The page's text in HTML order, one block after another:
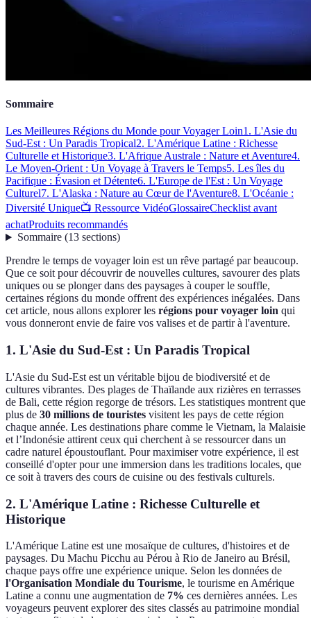
Sommaire
Les Meilleures Régions du Monde pour Voyager Loin1. L'Asie du
Sud-Est : Un Paradis Tropical2. L'Amérique Latine : Richesse
Culturelle et Historique3. L'Afrique Australe : Nature et Aventure4.
Le Moyen-Orient : Un Voyage à Travers le Temps5. Les îles du
Pacifique : Évasion et Détente6. L'Europe de l'Est : Un Voyage
Culturel7. L'Alaska : Nature au Cœur de l'Aventure8. L'Océanie :
Diversité Unique📺 Ressource VidéoGlossaireChecklist avant
achatProduits recommandés
Sommaire(13 sections)
Prendre le temps de voyager loin est un rêve partagé par beaucoup.
Que ce soit pour découvrir de nouvelles cultures, savourer des plats
uniques ou se plonger dans des paysages à couper le souffle,
certaines régions du monde offrent des expériences inégalées. Dans
cet article, nous allons explorer les régions pour voyager loin qui
vous donneront envie de faire vos valises et de partir à l'aventure.
1. L'Asie du Sud-Est : Un Paradis Tropical
L'Asie du Sud-Est est un véritable bijou de biodiversité et de
cultures vibrantes. Des plages de Thaïlande aux rizières en terrasses
de Bali, cette région regorge de trésors. Les statistiques montrent que
plus de 30 millions de touristes visitent les pays de cette région
chaque année. Les destinations phare comme le Vietnam, la Malaisie
et l’Indonésie attirent ceux qui cherchent à se ressourcer dans un
cadre naturel époustouflant. Pour maximiser votre expérience, il est
conseillé d'opter pour une immersion dans les traditions locales, que
ce soit à travers des cours de cuisine ou des festivals culturels.
2. L'Amérique Latine : Richesse Culturelle et
Historique
L'Amérique Latine est une mosaïque de cultures, d'histoires et de
paysages. Du Machu Picchu au Pérou à Rio de Janeiro au Brésil,
chaque pays offre une expérience unique. Selon les données de
l'Organisation Mondiale du Tourisme, le tourisme en Amérique
Latine a connu une augmentation de 7% ces dernières années. Les
voyageurs peuvent explorer des sites classés au patrimoine mondial